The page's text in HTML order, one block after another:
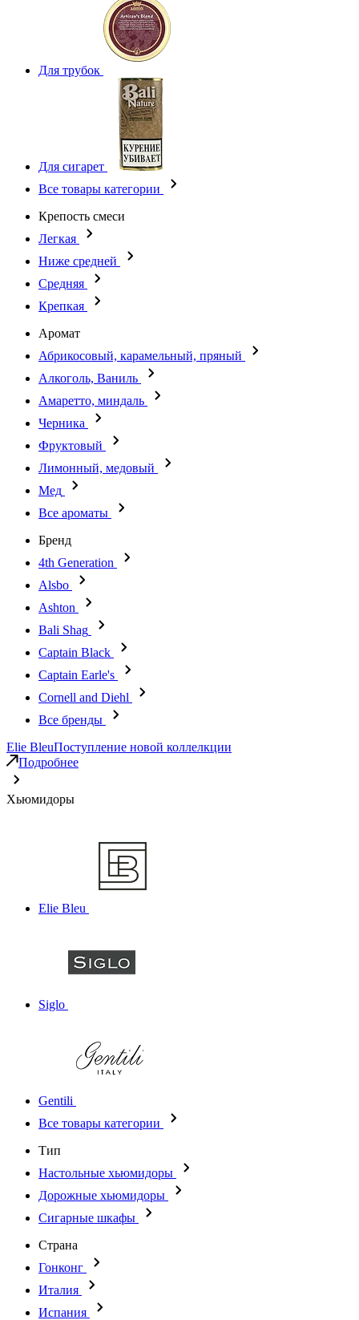
Для трубок
Для сигарет
Все товары категории
Крепость смеси
Легкая
Ниже средней
Средняя
Крепкая
Аромат
Абрикосовый, карамельный, пряный
Алкоголь, Ваниль
Амаретто, миндаль
Черника
Фруктовый
Лимонный, медовый
Мед
Все ароматы
Бренд
4th Generation
Alsbo
Ashton
Bali Shag
Captain Black
Captain Earle's
Cornell and Diehl
Все бренды
Elie BleuПоступление новой коллелкции
Подробнее
Хьюмидоры
Elie Bleu
Siglo
Gentili
Все товары категории
Тип
Настольные хьюмидоры
Дорожные хьюмидоры
Сигарные шкафы
Страна
Гонконг
Италия
Испания